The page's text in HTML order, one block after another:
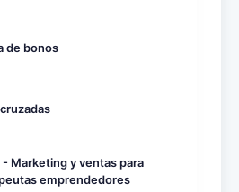
de bonos
Marketing y ventas para
emprendedores